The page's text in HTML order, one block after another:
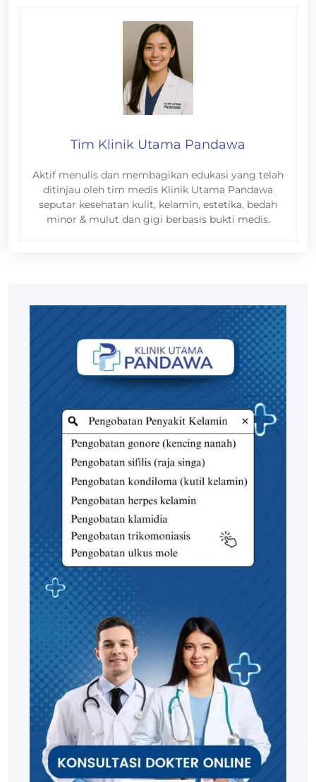
Tim Klinik Utama Pandawa
Aktif menulis dan membagikan edukasi yang telah
ditinjau oleh tim medis Klinik Utama Pandawa
seputar kesehatan kulit, kelamin, estetika, bedah
minor & mulut dan gigi berbasis bukti medis.